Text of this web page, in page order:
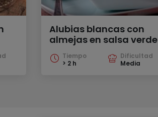
Alubias blancas con
almejas en salsa verde
Tiempo
> 2 h
Dificultad
Media